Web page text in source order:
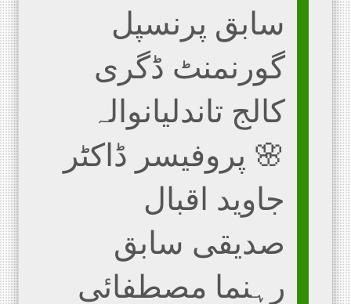
سابق پرنسپل
گورنمنٹ ڈگری
کالج تاندلیانوالہ
🌸 پروفیسر ڈاکٹر
جاوید اقبال
صدیقی سابق
رہنما مصطفائی